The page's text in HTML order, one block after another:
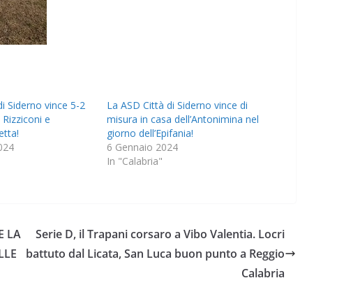
Siderno vince 5-2
e
La ASD Città di Siderno vince di
misura in casa dell’Antonimina nel
giorno dell’Epifania!
6 Gennaio 2024
In "Calabria"
LA
Serie D, il Trapani corsaro a Vibo Valentia. Locri
battuto dal Licata, San Luca buon punto a Reggio
Calabria